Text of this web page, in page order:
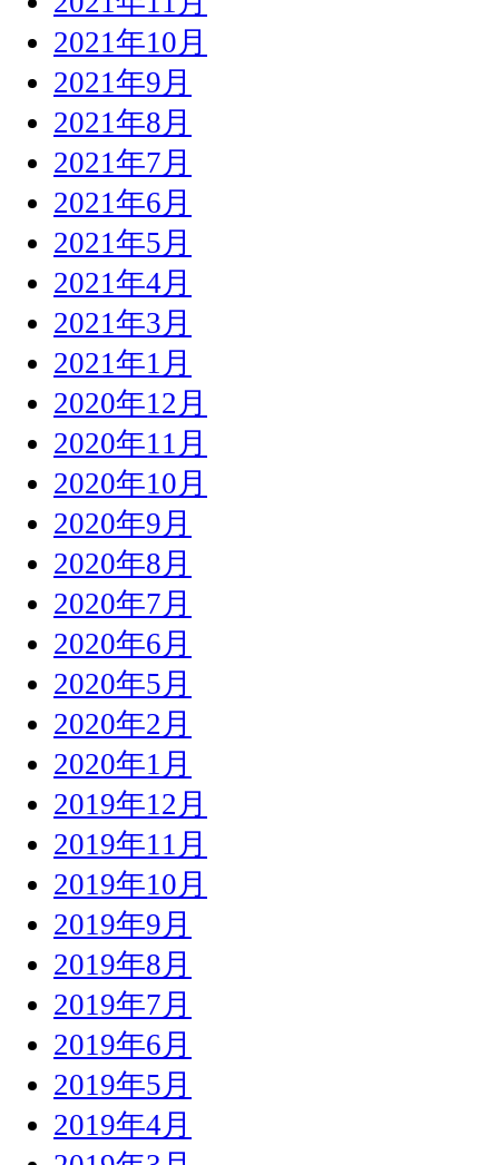
2021年10月
2021年9月
2021年8月
2021年7月
2021年6月
2021年5月
2021年4月
2021年3月
2021年1月
2020年12月
2020年11月
2020年10月
2020年9月
2020年8月
2020年7月
2020年6月
2020年5月
2020年2月
2020年1月
2019年12月
2019年11月
2019年10月
2019年9月
2019年8月
2019年7月
2019年6月
2019年5月
2019年4月